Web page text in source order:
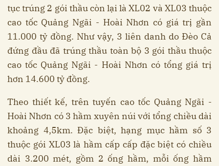
tục trúng 2 gói thầu còn lại là XL02 và XL03 thuộc
cao tốc Quảng Ngãi - Hoài Nhơn có giá trị gần
11.000 tỷ đồng. Như vậy, 3 liên danh do Đèo Cả
đứng đầu đã trúng thầu toàn bộ 3 gói thầu thuộc
cao tốc Quảng Ngãi - Hoài Nhơn có tổng giá trị
hơn 14.600 tỷ đồng.
Theo thiết kế, trên tuyến cao tốc Quảng Ngãi -
Hoài Nhơn có 3 hầm xuyên núi với tổng chiều dài
khoảng 4,5km. Đặc biệt, hạng mục hầm số 3
thuộc gói XL03 là hầm cấp cấp đặc biệt có chiều
dài 3.200 mét, gồm 2 ống hầm, mỗi ống hầm